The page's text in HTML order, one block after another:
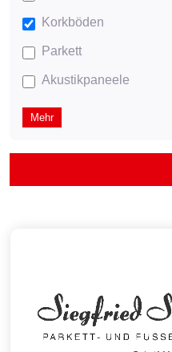
Korkböden
Parkett
Akustikpaneele
Mehr